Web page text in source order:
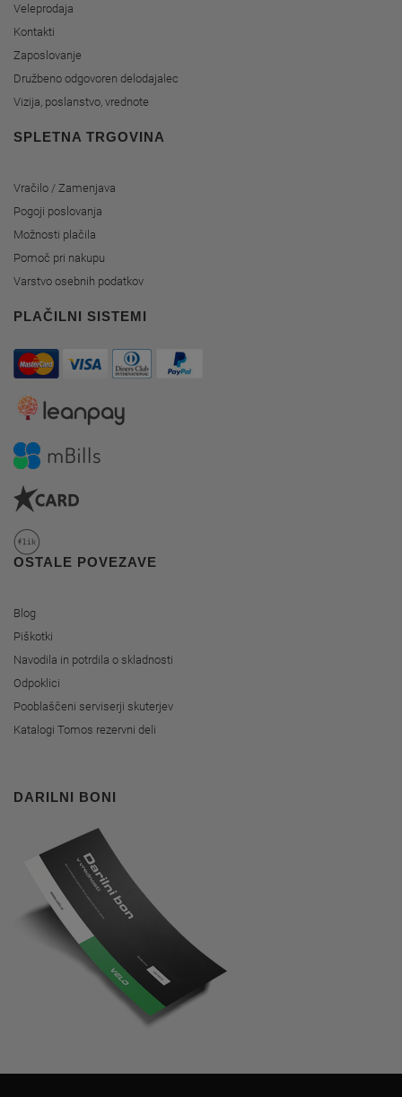
Veleprodaja
Kontakti
Zaposlovanje
Družbeno odgovoren delodajalec
Vizija, poslanstvo, vrednote
SPLETNA TRGOVINA
Vračilo / Zamenjava
Pogoji poslovanja
Možnosti plačila
Pomoč pri nakupu
Varstvo osebnih podatkov
PLAČILNI SISTEMI
OSTALE POVEZAVE
Blog
Piškotki
Navodila in potrdila o skladnosti
Odpoklici
Pooblaščeni serviserji skuterjev
Katalogi Tomos rezervni deli
DARILNI BONI